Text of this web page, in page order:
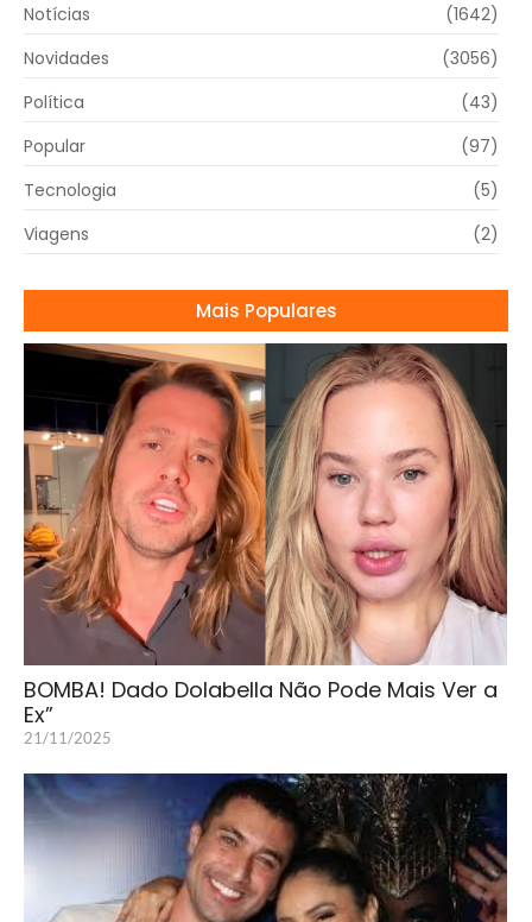
Mais Populares
BOMBA! Dado Dolabella Não Pode Mais Ver a
Ex”
21/11/2025
Notícias
(1642)
Novidades
(3056)
Política
(43)
Popular
(97)
Tecnologia
(5)
Viagens
(2)